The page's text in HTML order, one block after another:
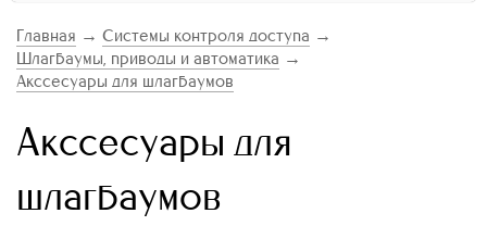
Главная → Системы контроля доступа →
Шлагбаумы, приводы и автоматика →
Акссесуары для шлагбаумов
Акссесуары для
шлагбаумов